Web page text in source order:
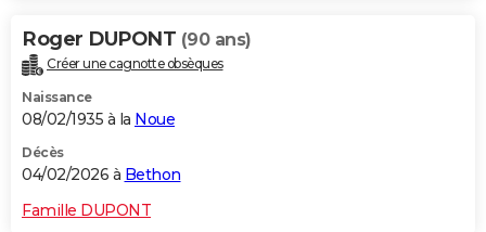
Carte de Noël
Carte Bonne année
Carte Saint-Valentin
Carte Pâques
Carte d'anniversaire
DICTIONNAIRE
Dictionnaire
Biographies
Citations
Expressions
Proverbes
PROGRAMME TV
S'inscrire
Se connecter
Lycées
Collèges
Primaires
Universités
Entreprises
Service militaire
Avis de recherche
AVIS DE DÉCÈS
FORUM
Roger DUPONT (90 ans)
Créer une cagnotte obsèques
Naissance
08/02/1935 à la Noue
Décès
04/02/2026 à Bethon
Famille DUPONT